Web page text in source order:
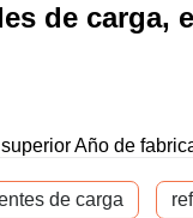
de carga,
Año de
de carga